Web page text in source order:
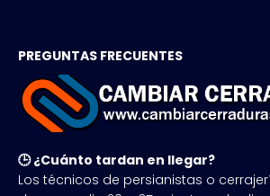
PREGUNTAS FRECUENTES
🕒 ¿Cuánto tardan en llegar?
Los técnicos de persianistas o